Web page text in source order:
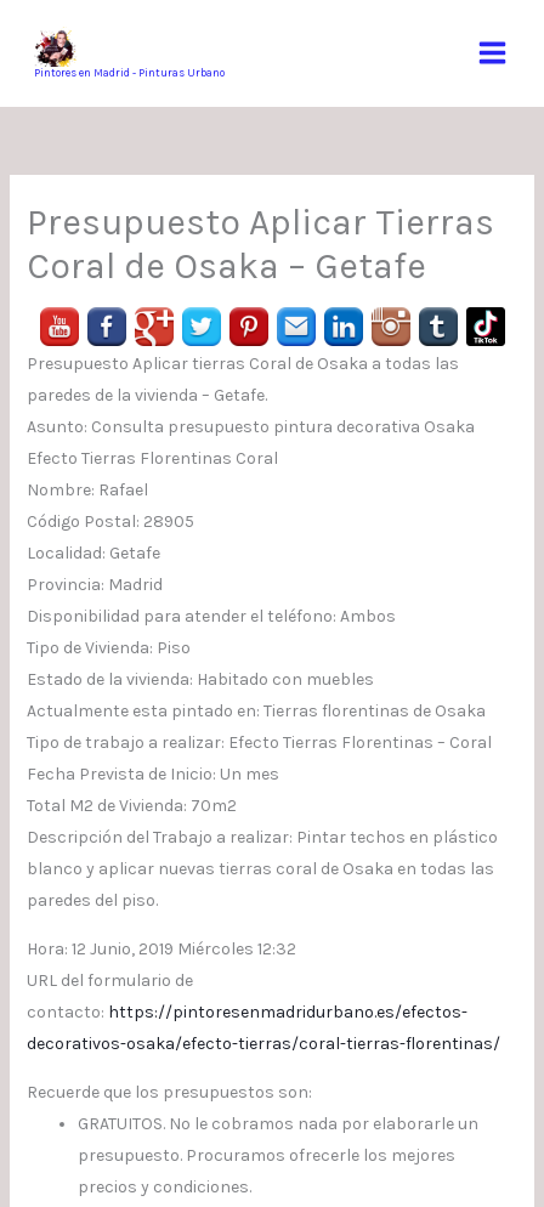
contenidoPintores en Madrid - Pinturas Urbano
Presupuesto Aplicar Tierras
Coral de Osaka – Getafe
Presupuesto Aplicar tierras Coral de Osaka a todas las
paredes de la vivienda – Getafe.
Asunto: Consulta presupuesto pintura decorativa Osaka
Efecto Tierras Florentinas Coral
Nombre: Rafael
Código Postal: 28905
Localidad: Getafe
Provincia: Madrid
Disponibilidad para atender el teléfono: Ambos
Tipo de Vivienda: Piso
Estado de la vivienda: Habitado con muebles
Actualmente esta pintado en: Tierras florentinas de Osaka
Tipo de trabajo a realizar: Efecto Tierras Florentinas – Coral
Fecha Prevista de Inicio: Un mes
Total M2 de Vivienda: 70m2
Descripción del Trabajo a realizar: Pintar techos en plástico
blanco y aplicar nuevas tierras coral de Osaka en todas las
paredes del piso.
Hora: 12 Junio, 2019 Miércoles 12:32
URL del formulario de
contacto: https://pintoresenmadridurbano.es/efectos-
decorativos-osaka/efecto-tierras/coral-tierras-florentinas/
Recuerde que los presupuestos son:
GRATUITOS. No le cobramos nada por elaborarle un
presupuesto. Procuramos ofrecerle los mejores
precios y condiciones.